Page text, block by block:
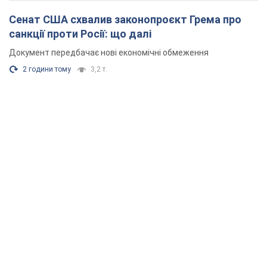
Сенат США схвалив законопроєкт Грема про
санкції проти Росії: що далі
Документ передбачає нові економічні обмеження
2 години тому 3,2 т.